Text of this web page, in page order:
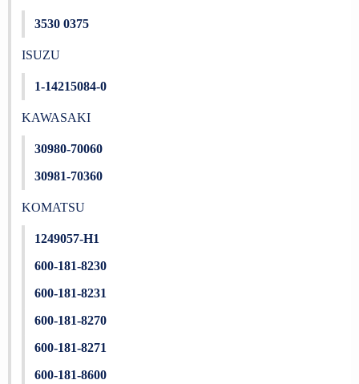
3530 0375
ISUZU
1-14215084-0
KAWASAKI
30980-70060
30981-70360
KOMATSU
1249057-H1
600-181-8230
600-181-8231
600-181-8270
600-181-8271
600-181-8600